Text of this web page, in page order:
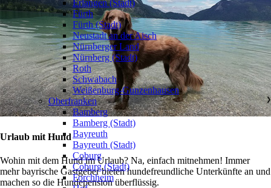
Urlaub mit Hund
Wohin mit dem Hund im Urlaub? Na, einfach mitnehmen! Immer
mehr bayrische Gastgeber bieten hundefreundliche Unterkünfte an und
machen so die Hundepension überflüssig.
Erlangen (Stadt)
Fürth
Fürth (Stadt)
Neustadt an der Aisch
Nürnberger Land
Nürnberg (Stadt)
Roth
Schwabach
Weißenburg-Gunzenhausen
Oberfranken
❯
Bamberg
Bamberg (Stadt)
Bayreuth
Bayreuth (Stadt)
Coburg
Coburg (Stadt)
Forchheim